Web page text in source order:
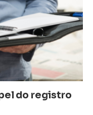
do registro